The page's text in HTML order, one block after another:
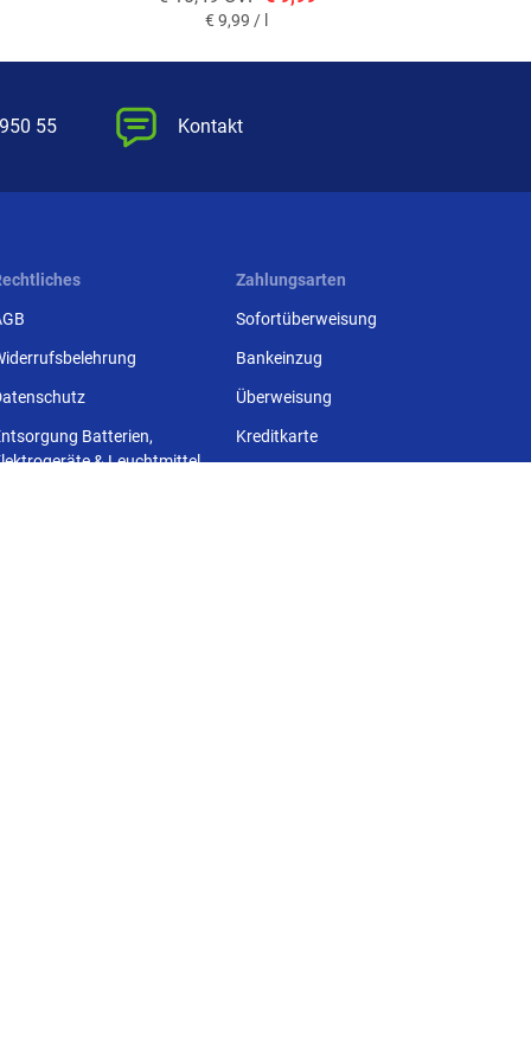
€ 9,99 / l
55 Kontakt
Batterien,
& Leuchtmittel
Zahlungsarten
Sofortüberweisung
Bankeinzug
Überweisung
Kreditkarte